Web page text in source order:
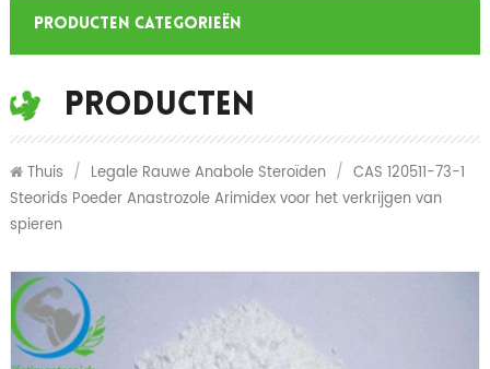
Producten categorieën
Producten
Thuis / Legale Rauwe Anabole Steroïden / CAS 120511-73-1
Steorids Poeder Anastrozole Arimidex voor het verkrijgen van
spieren